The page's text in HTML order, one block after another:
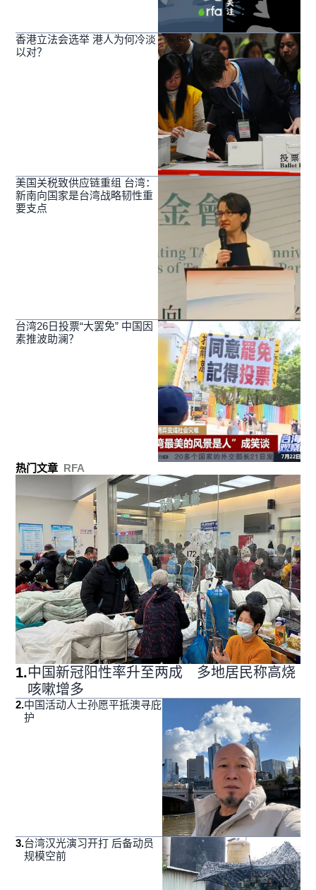
香港立法会选举 港人为何冷淡
以对？
美国关税致供应链重组 台湾：
新南向国家是台湾战略韧性重
要支点
台湾26日投票“大罢免” 中国因
素推波助澜？
热门文章 RFA
1.中国新冠阳性率升至两成 多地居民称高烧
咳嗽增多
2.中国活动人士孙愿平抵澳寻庇
护
3.台湾汉光演习开打 后备动员
规模空前